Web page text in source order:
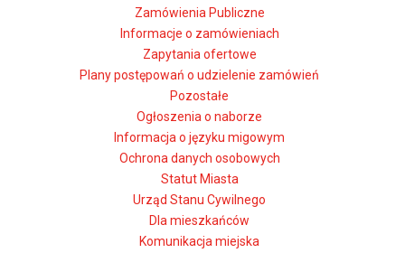
Zamówienia Publiczne
Informacje o zamówieniach
Zapytania ofertowe
Plany postępowań o udzielenie zamówień
Pozostałe
Ogłoszenia o naborze
Informacja o języku migowym
Ochrona danych osobowych
Statut Miasta
Urząd Stanu Cywilnego
Dla mieszkańców
Komunikacja miejska